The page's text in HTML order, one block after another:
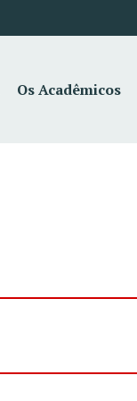
Os Acadêmicos